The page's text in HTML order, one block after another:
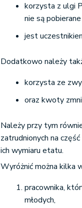
korzysta z ulgi
nie są
jest
Dodatkowo należy
korzysta ze
oraz kwoty
Należy przy tym
zatrudnionych na
ich wymiaru etatu.
Wyróżnić można kilka
pracownika,
młodych,